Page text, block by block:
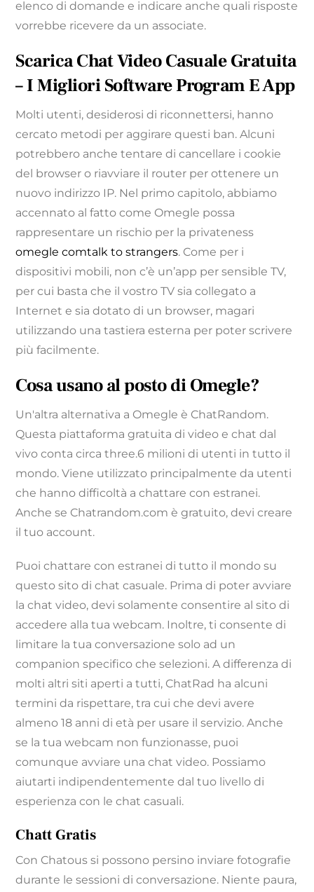
elenco di domande e indicare anche quali risposte
vorrebbe ricevere da un associate.
Scarica Chat Video Casuale Gratuita
– I Migliori Software Program E App
Molti utenti, desiderosi di riconnettersi, hanno
cercato metodi per aggirare questi ban. Alcuni
potrebbero anche tentare di cancellare i cookie
del browser o riavviare il router per ottenere un
nuovo indirizzo IP. Nel primo capitolo, abbiamo
accennato al fatto come Omegle possa
rappresentare un rischio per la privateness
omegle comtalk to strangers. Come per i
dispositivi mobili, non c’è un’app per sensible TV,
per cui basta che il vostro TV sia collegato a
Internet e sia dotato di un browser, magari
utilizzando una tastiera esterna per poter scrivere
più facilmente.
Cosa usano al posto di Omegle?
Un'altra alternativa a Omegle è ChatRandom.
Questa piattaforma gratuita di video e chat dal
vivo conta circa three.6 milioni di utenti in tutto il
mondo. Viene utilizzato principalmente da utenti
che hanno difficoltà a chattare con estranei.
Anche se Chatrandom.com è gratuito, devi creare
il tuo account.
Puoi chattare con estranei di tutto il mondo su
questo sito di chat casuale. Prima di poter avviare
la chat video, devi solamente consentire al sito di
accedere alla tua webcam. Inoltre, ti consente di
limitare la tua conversazione solo ad un
companion specifico che selezioni. A differenza di
molti altri siti aperti a tutti, ChatRad ha alcuni
termini da rispettare, tra cui che devi avere
almeno 18 anni di età per usare il servizio. Anche
se la tua webcam non funzionasse, puoi
comunque avviare una chat video. Possiamo
aiutarti indipendentemente dal tuo livello di
esperienza con le chat casuali.
Chatt Gratis
Con Chatous si possono persino inviare fotografie
durante le sessioni di conversazione. Niente paura,